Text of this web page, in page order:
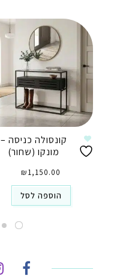
קונסולה כניסה –
מונקו (שחור)
₪1,150.00
הוספה לסל